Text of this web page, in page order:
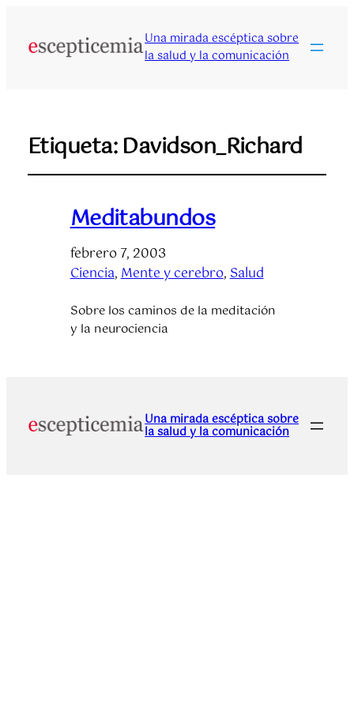
Una mirada escéptica sobre
la salud y la comunicación
Etiqueta:Davidson_Richard
Meditabundos
febrero 7, 2003
Ciencia, Mente y cerebro, Salud
Sobre los caminos de la meditación
y la neurociencia
Una mirada escéptica sobre
la salud y la comunicación